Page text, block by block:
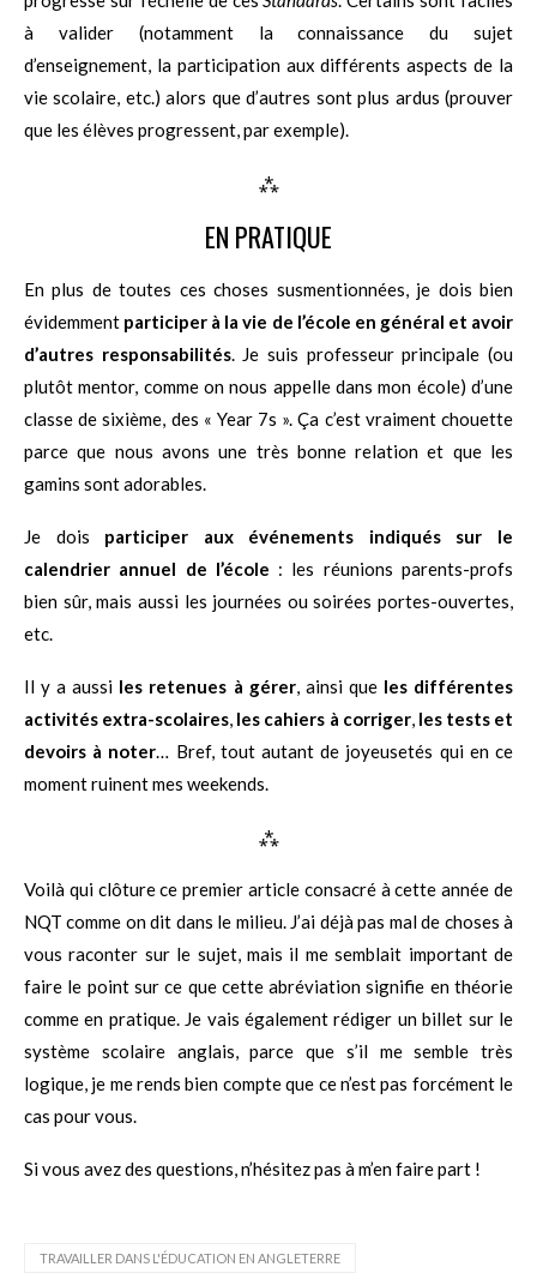
à valider (notamment la connaissance du sujet
d’enseignement, la participation aux différents aspects de la
vie scolaire, etc.) alors que d’autres sont plus ardus (prouver
que les élèves progressent, par exemple).
⁂
EN PRATIQUE
En plus de toutes ces choses susmentionnées, je dois bien
évidemment participer à la vie de l’école en général et avoir
d’autres responsabilités. Je suis professeur principale (ou
plutôt mentor, comme on nous appelle dans mon école) d’une
classe de sixième, des « Year 7s ». Ça c’est vraiment chouette
parce que nous avons une très bonne relation et que les
gamins sont adorables.
Je dois participer aux événements indiqués sur le
calendrier annuel de l’école : les réunions parents-profs
bien sûr, mais aussi les journées ou soirées portes-ouvertes,
etc.
Il y a aussi les retenues à gérer, ainsi que les différentes
activités extra-scolaires, les cahiers à corriger, les tests et
devoirs à noter… Bref, tout autant de joyeusetés qui en ce
moment ruinent mes weekends.
⁂
Voilà qui clôture ce premier article consacré à cette année de
NQT comme on dit dans le milieu. J’ai déjà pas mal de choses à
vous raconter sur le sujet, mais il me semblait important de
faire le point sur ce que cette abréviation signifie en théorie
comme en pratique. Je vais également rédiger un billet sur le
système scolaire anglais, parce que s’il me semble très
logique, je me rends bien compte que ce n’est pas forcément le
cas pour vous.
Si vous avez des questions, n’hésitez pas à m’en faire part !
TRAVAILLER DANS L'ÉDUCATION EN ANGLETERRE